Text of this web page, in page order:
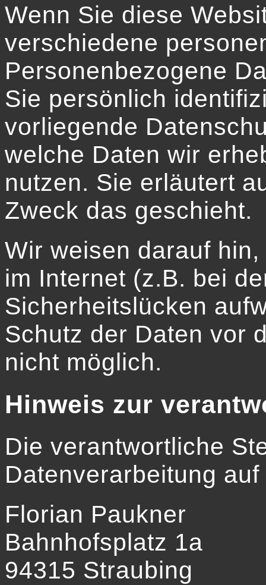
Wenn Sie diese
verschiedene
Personenbezogene
Sie persönlich
vorliegende
welche Daten wir
nutzen. Sie erläutert
Zweck das geschieht.
Wir weisen darauf
im Internet (z.B. bei
Sicherheitslücken
Schutz der Daten vor
nicht möglich.
Hinweis zur
Die verantwortliche
Datenverarbeitung
Florian Paukner
Bahnhofsplatz 1a
94315 Straubing